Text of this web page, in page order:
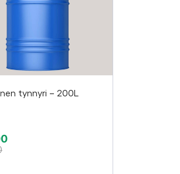
tynnyri – 200L